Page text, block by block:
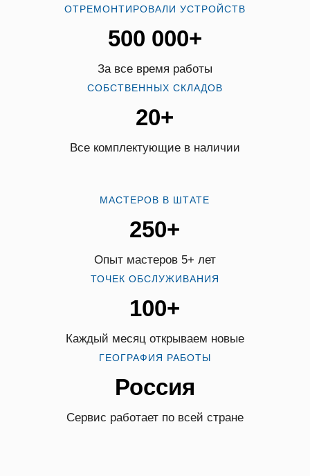
ОТРЕМОНТИРОВАЛИ УСТРОЙСТВ
500 000+
За все время работы
СОБСТВЕННЫХ СКЛАДОВ
20+
Все комплектующие в наличии
МАСТЕРОВ В ШТАТЕ
250+
Опыт мастеров 5+ лет
ТОЧЕК ОБСЛУЖИВАНИЯ
100+
Каждый месяц открываем новые
ГЕОГРАФИЯ РАБОТЫ
Россия
Сервис работает по всей стране